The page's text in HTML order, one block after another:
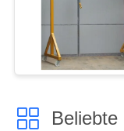
Beliebte